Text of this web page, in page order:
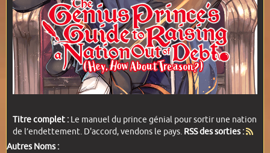
Titre complet : Le manuel du prince génial pour sortir une nation
de l’endettement. D'accord, vendons le pays. RSS des sorties :
Autres Noms :